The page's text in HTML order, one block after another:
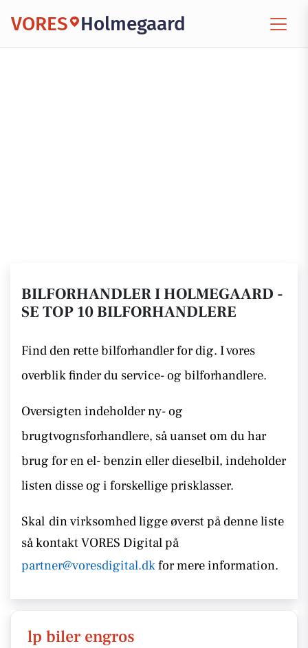
VORES Holmegaard
BILFORHANDLER I HOLMEGAARD -
SE TOP 10 BILFORHANDLERE
Find den rette bilforhandler for dig. I vores
overblik finder du service- og bilforhandlere.
Oversigten indeholder ny- og
brugtvognsforhandlere, så uanset om du har
brug for en el- benzin eller dieselbil, indeholder
listen disseog i forskellige prisklasser.
Skal din virksomhed ligge øverst på denne liste
så kontaktVORES Digital på
partner@voresdigital.dkfor mere information.
lp biler engros